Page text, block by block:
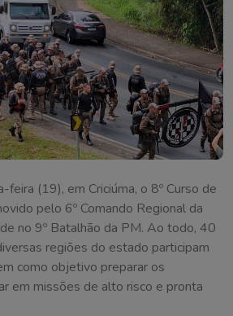
feira (19), em Criciúma, o 8º Curso de
pelo 6º Comando Regional da
no 9º Batalhão da PM. Ao todo, 40
regiões do estado participam
como objetivo preparar os
em missões de alto risco e pronta